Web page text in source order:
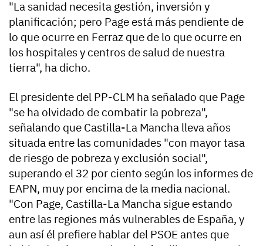
"La sanidad necesita gestión, inversión y
planificación; pero Page está más pendiente de
lo que ocurre en Ferraz que de lo que ocurre en
los hospitales y centros de salud de nuestra
tierra", ha dicho.
El presidente del PP-CLM ha señalado que Page
"se ha olvidado de combatir la pobreza",
señalando que Castilla-La Mancha lleva años
situada entre las comunidades "con mayor tasa
de riesgo de pobreza y exclusión social",
superando el 32 por ciento según los informes de
EAPN, muy por encima de la media nacional.
"Con Page, Castilla-La Mancha sigue estando
entre las regiones más vulnerables de España, y
aun así él prefiere hablar del PSOE antes que